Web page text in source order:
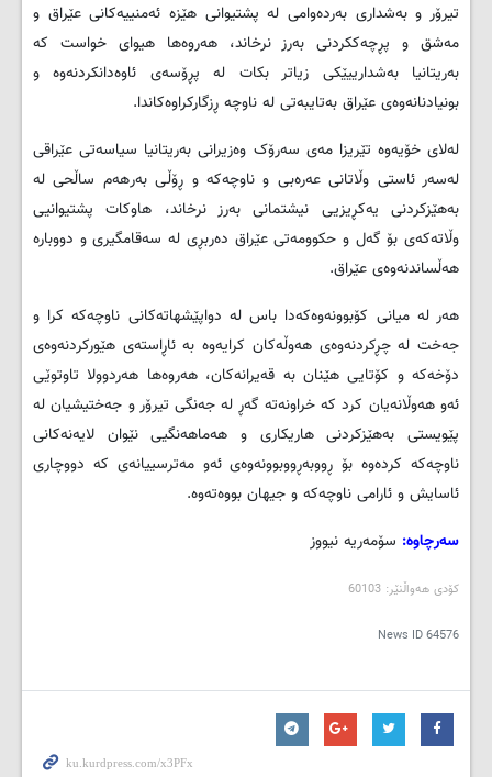
تیرۆر و به‌شداری به‌رده‌وامی له‌ پشتیوانی ھێزه‌ ئه‌منییه‌کانی عێراق و
مه‌شق و پڕچه‌ککردنی به‌رز نرخاند، ھه‌روه‌ھا ھیوای خواست که‌
به‌ریتانیا به‌شدارییێکی زیاتر بکات له‌ پڕۆسه‌ی ئاوه‌دانکردنه‌وه‌ و
بونیادنانه‌وه‌ی عێراق به‌تایبه‌تی له‌ ناوچه‌ ڕزگارکراوه‌کاندا.
له‌لای خۆیه‌وه‌ تێریزا مه‌ی سه‌رۆک وه‌زیرانی به‌ریتانیا سیاسه‌تی عێراقی
له‌سه‌ر ئاستی وڵاتانی عه‌ره‌بی و ناوچه‌که‌ و ڕۆڵی به‌رھه‌م ساڵحی له‌
به‌ھێزکردنی یه‌کڕیزیی نیشتمانی به‌رز نرخاند، ھاوکات پشتیوانیی
وڵاته‌که‌ی بۆ گه‌ل و حکوومه‌تی عێراق ده‌ربڕی له‌ سه‌قامگیری و دووباره‌
ھه‌ڵساندنه‌وه‌ی عێراق.
ھه‌ر له میانی کۆبوونه‌وه‌که‌دا باس له‌ دواپێشھاته‌کانی ناوچه‌که‌ کرا و
جه‌خت له‌ چڕکردنه‌وه‌ی ھه‌وڵه‌کان کرایه‌وه‌ به‌ ئاڕاسته‌ی ھێورکردنه‌وه‌ی
دۆخه‌که‌ و کۆتایی ھێنان به‌ قه‌یرانه‌کان، ھه‌روه‌ھا ھه‌ردوولا تاوتوێی
ئه‌و ھه‌وڵانه‌یان کرد که‌ خراونه‌ته‌ گه‌ڕ له‌ جه‌نگی تیرۆر و جه‌ختیشیان له‌
پێویستی به‌ھێزکردنی ھاریکاری و ھه‌ماھه‌نگیی نێوان لایه‌نه‌کانی
ناوچه‌که‌ کرده‌وه‌ بۆ ڕووبه‌ڕووبوونه‌وه‌ی ئه‌و مه‌ترسییانه‌ی که‌ دووچاری
ئاسایش و ئارامی ناوچه‌که‌ و جیھان بووه‌ته‌وه‌.
سه‌رچاوه‌: سۆمه‌ریه‌ نیووز
کۆدی هه‌واڵنێر: 60103
News ID64576